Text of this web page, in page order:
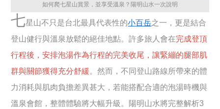
如何爬七星山賞景，並享受溫泉？陽明山水一次說明
七星山不只是台北最具代表性的小百岳之一，更是結合
登山健行與溫泉放鬆的絕佳地點。許多旅人會在完成登頂
行程後，安排泡湯作為行程的完美收尾，讓緊繃的腿部肌
群與關節獲得充分舒緩。然而，不同登山路線所帶來的體
力消耗與肌肉負擔差異甚大，若能搭配合適的泡湯時機與
溫泉會館，整體體驗將大幅升級。陽明山水將完整解析3